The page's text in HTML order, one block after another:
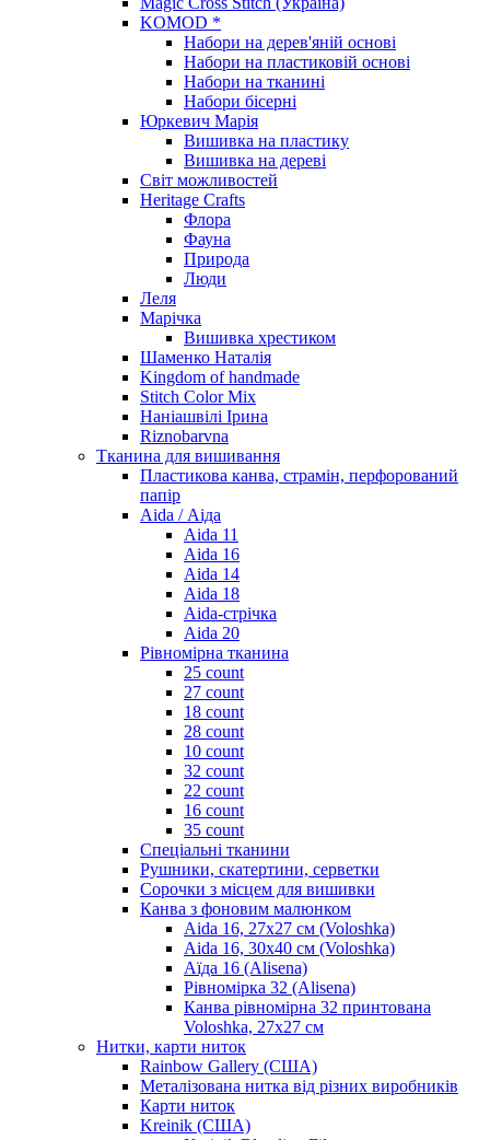
KOMOD *
Набори на дерев'яній основі
Набори на пластиковій основі
Набори на тканині
Набори бісерні
Юркевич Марія
Вишивка на пластику
Вишивка на дереві
Світ можливостей
Heritage Crafts
Флора
Фауна
Природа
Люди
Леля
Марічка
Вишивка хрестиком
Шаменко Наталія
Kingdom of handmade
Stitch Color Mix
Наніашвілі Ірина
Riznobarvna
Тканина для вишивання
Пластикова канва, страмін, перфорований
папір
Aida / Аіда
Aida 11
Aida 16
Aida 14
Aida 18
Aida-стрічка
Aida 20
Рівномірна тканина
25 count
27 count
18 count
28 count
10 count
32 count
22 count
16 count
35 count
Спеціальні тканини
Рушники, скатертини, серветки
Сорочки з місцем для вишивки
Канва з фоновим малюнком
Aida 16, 27х27 см (Voloshka)
Aida 16, 30х40 см (Voloshka)
Аїда 16 (Alisena)
Рівномірка 32 (Alisena)
Канва рівномірна 32 принтована
Voloshka, 27х27 см
Нитки, карти ниток
Rainbow Gallery (США)
Металізована нитка від різних виробників
Карти ниток
Kreinik (США)